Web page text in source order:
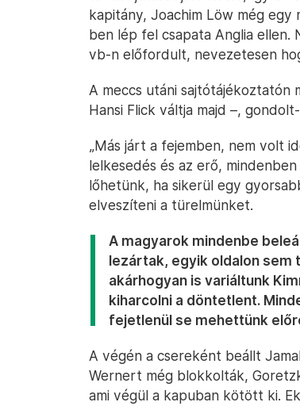
kapitány, Joachim Löw még egy
ben lép fel csapata Anglia ellen.
vb-n előfordult, nevezetesen
A meccs utáni
Hansi Flick váltja majd –,
„Más járt a fejemben, nem volt
lelkesedés és az erő,
lőhetünk, ha sikerül egy
elveszíteni a türelmünket.
A magyarok mindenbe
lezártak, egyik oldalon sem
akárhogyan is variáltunk
kiharcolni a döntetlent.
fejetlenül se mehettünk
A végén a csereként beállt
Wernert még blokkolták,
ami végül a kapuban kötött ki.